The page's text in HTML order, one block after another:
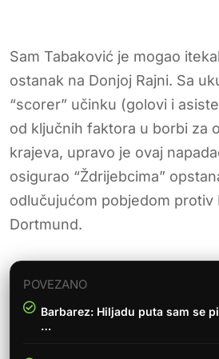
Sam Tabaković je mogao
ostanak na Donjoj Rajni. Sa
“scorer” učinku (golovi i
od ključnih faktora u borbi za
krajeva, upravo je ovaj
osigurao “Ždrijebcima”
odlučujućom pobjedom protiv
Dortmund.
POVEZANO
Barbarez: Hiljadu puta sam se
…